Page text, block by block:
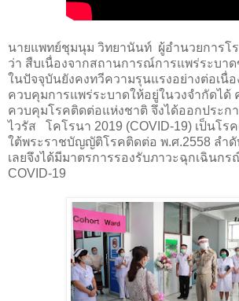
นายแพทย์ชุมนุม วิทยานันท์ ผู้อำนวยการโร
ว่า สืบเนื่องจากสถานการณ์การแพร่ระบา
ในปัจจุบันยังคงทวีความรุนแรงอย่างต่อเนื่อ
ควบคุมการแพร่ระบาดให้อยู่ในวงจำกัดได้
ควบคุมโรคติดต่อแห่งชาติ จึงได้ออกประก
ไวรัส โคโรนา 2019 (COVID-19) เป็นโร
ใต้พระราชบัญญัติโรคติดต่อ พ.ศ.2558 ลำดั
เลยจึงได้มีมาตรการรองรับภาวะฉุกเฉินก
COVID-19